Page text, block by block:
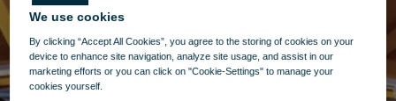
We use cookies
By clicking “Accept All Cookies”, you agree to the storing of cookies on your
device to enhance site navigation, analyze site usage, and assist in our
marketing efforts or you can click on "Cookie-Settings" to manage your
cookies yourself.